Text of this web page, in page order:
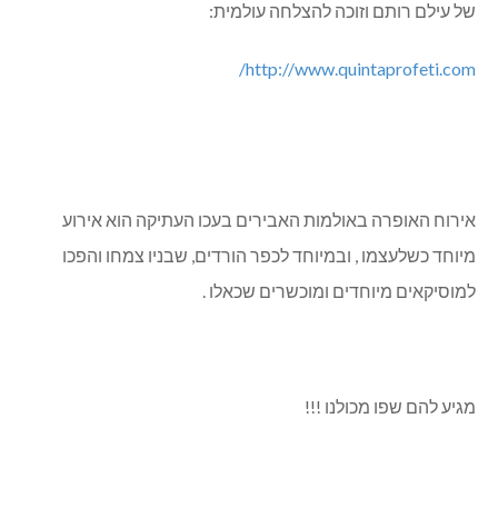
של עילם רותם וזוכה להצלחה עולמית:
http://www.quintaprofeti.com
/
אירוח האופרה באולמות האבירים בעכו העתיקה הוא אירוע
מיוחד כשלעצמו , ובמיוחד לכפר הורדים, שבניו צמחו והפכו
למוסיקאים מיוחדים ומוכשרים שכאלו .
מגיע להם שפו מכולנו !!!